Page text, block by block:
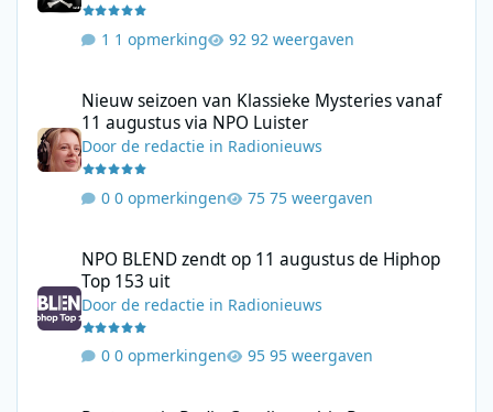
1 opmerking 92 weergaven
Nieuw seizoen van Klassieke Mysteries vanaf
11 augustus via NPO Luister
Doorde redactie in Radionieuws
0 opmerkingen 75 weergaven
NPO BLEND zendt op 11 augustus de Hiphop
Top 153 uit
Doorde redactie in Radionieuws
0 opmerkingen 95 weergaven